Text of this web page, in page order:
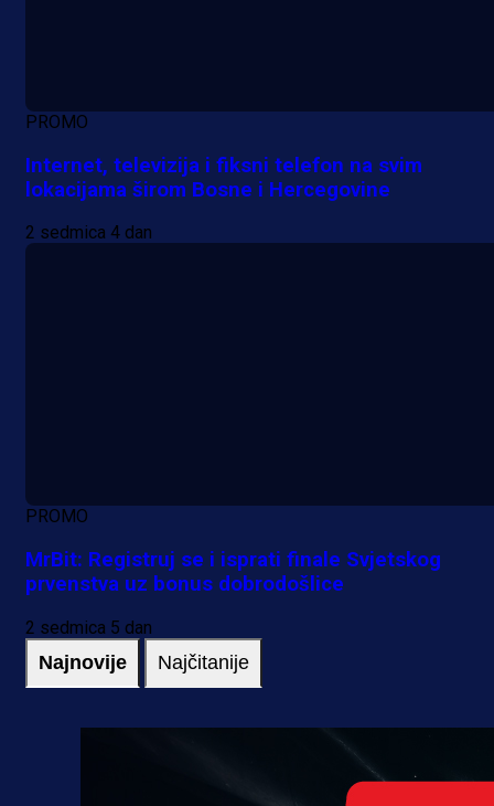
PROMO
Internet, televizija i fiksni telefon na svim
lokacijama širom Bosne i Hercegovine
2 sedmica 4 dan
PROMO
MrBit: Registruj se i isprati finale Svjetskog
prvenstva uz bonus dobrodošlice
2 sedmica 5 dan
Najnovije Najčitanije